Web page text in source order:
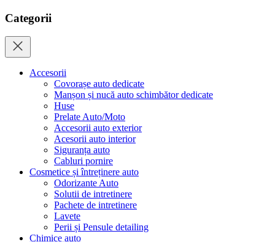
Categorii
Accesorii
Covorașe auto dedicate
Manșon și nucă auto schimbător dedicate
Huse
Prelate Auto/Moto
Accesorii auto exterior
Acesorii auto interior
Siguranța auto
Cabluri pornire
Cosmetice și întreținere auto
Odorizante Auto
Solutii de intretinere
Pachete de intretinere
Lavete
Perii și Pensule detailing
Chimice auto